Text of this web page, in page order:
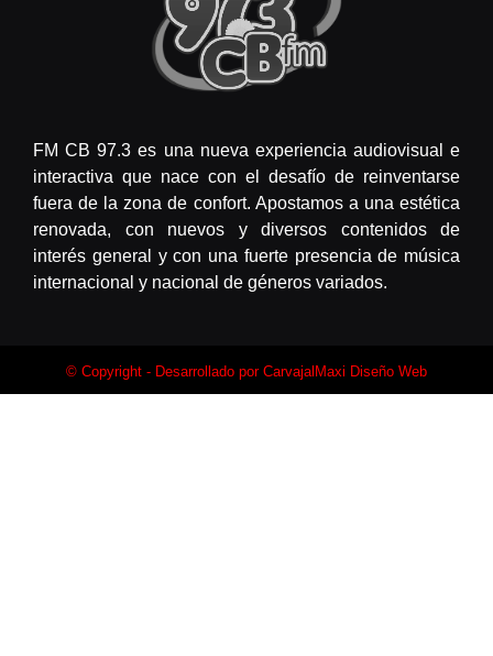
FM CB 97.3 es una nueva experiencia audiovisual e
interactiva que nace con el desafío de reinventarse
fuera de la zona de confort. Apostamos a una estética
renovada, con nuevos y diversos contenidos de
interés general y con una fuerte presencia de música
internacional y nacional de géneros variados.
© Copyright - Desarrollado por CarvajalMaxi Diseño Web